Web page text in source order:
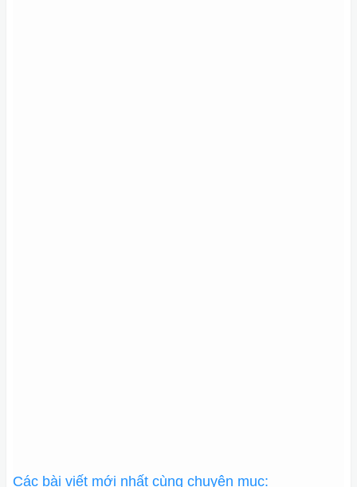
Các bài viết mới nhất cùng chuyên mục: